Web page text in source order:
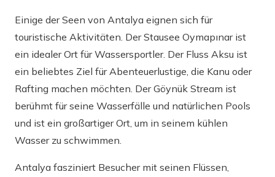
Einige der Seen von Antalya eignen sich für
touristische Aktivitäten. Der Stausee Oymapınar ist
ein idealer Ort für Wassersportler. Der Fluss Aksu ist
ein beliebtes Ziel für Abenteuerlustige, die Kanu oder
Rafting machen möchten. Der Göynük Stream ist
berühmt für seine Wasserfälle und natürlichen Pools
und ist ein großartiger Ort, um in seinem kühlen
Wasser zu schwimmen.
Antalya fasziniert Besucher mit seinen Flüssen,